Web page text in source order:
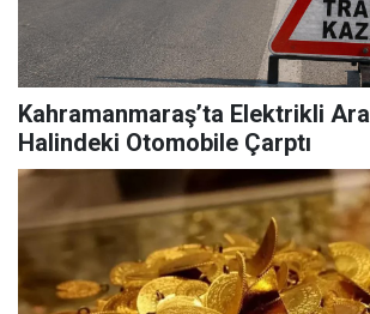
Kahramanmaraş’ta Elektrikli
Halindeki Otomobile Çarptı